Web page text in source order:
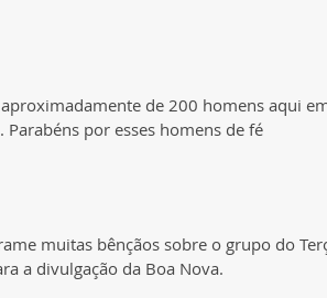
de 200 homens aqui
por esses homens de fé
muitas bênçãos sobre o grupo do
a divulgação da Boa Nova.